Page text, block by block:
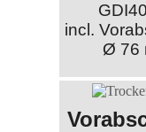
incl.
Ø 76